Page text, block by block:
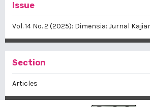
Issue
Vol. 14 No. 2 (2025): Dimensia: Jurnal
Section
Articles